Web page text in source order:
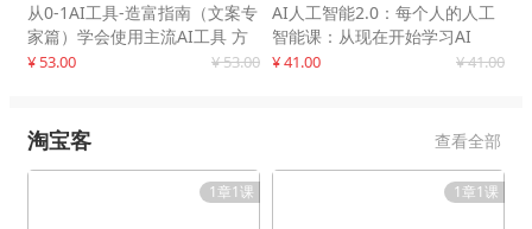
从0-1AI工具-造富指南（文案专
家篇）学会使用主流AI工具 方
法和心法的融合
¥ 53.00 ¥ 53.00
AI人工智能2.0：每个人的人工
智能课：从现在开始学习AI
¥ 41.00 ¥ 41.00
淘宝客 查看全部
1章1课 1章1课